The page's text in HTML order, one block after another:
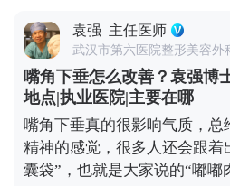
的“长效投资”。 想知道更多关
问题，可以去官方媒体平台（
薯）预约面诊，详细了解。
皮手术，消肿时间会稍长一点
胀的异物感，后期随着恢复，
3个月左右，基本恢复正常，
分享几个加速消肿的小技巧：
套，前几天做好冰敷，平时避
刺激的食物，这些都能帮身体
的体质和恢复节奏都不一样，
的恢复时间，才能换来更自然
袁强 主任医师
武汉市第六医院整形美容外
嘴角下垂怎么改善？袁强博
地点|执业医院|主要在哪
嘴角下垂真的很影响气质，总
精神的感觉，很多人还会跟着
囊袋”，也就是大家说的“嘟嘟